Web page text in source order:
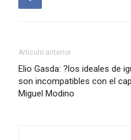
Artículo anterior
Elio Gasda: ?los ideales de
son incompatibles con el
Miguel Modino